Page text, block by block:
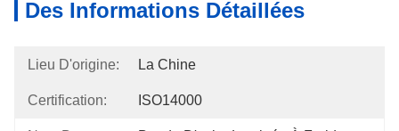
Des Informations Détaillées
Lieu D'origine: La Chine
Certification: ISO14000